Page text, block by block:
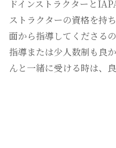
ドインストラクターと
ストラクターの資格を持
面から指導してくださる
指導または少人数制も良
んと一緒に受ける時は、